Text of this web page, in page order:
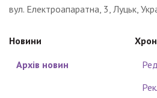
вул. Електроапаратна, 3, Луцьк,
Новини
Архів новин